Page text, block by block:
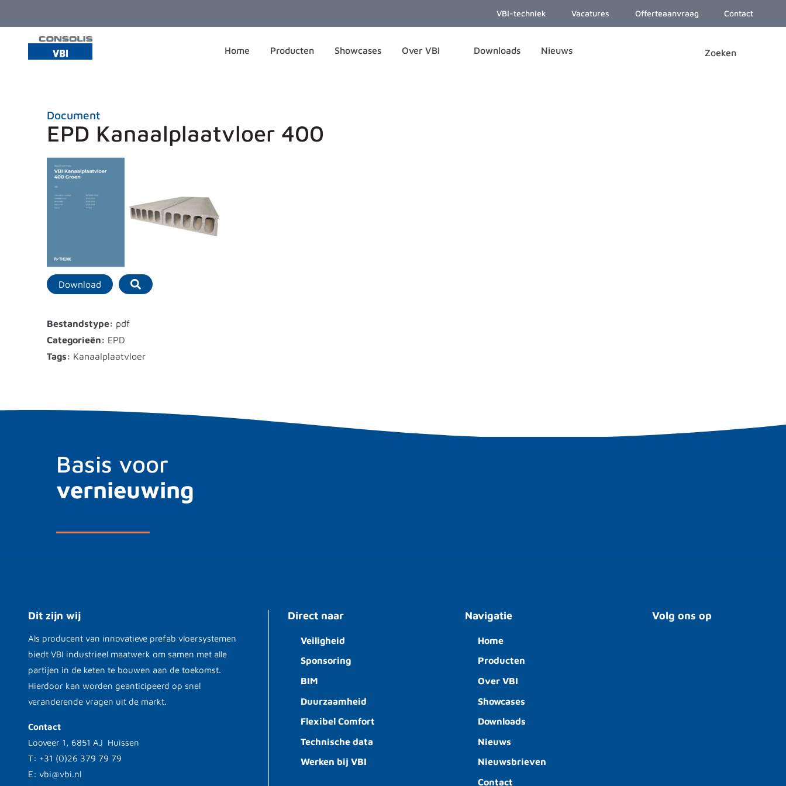
VBI-techniek Vacatures Offerteaanvraag Contact
Home Producten Showcases Over VBI Downloads Nieuws
Document
EPD Kanaalplaatvloer 400
Download
Bestandstype: pdf
Categorieën: EPD
Tags: Kanaalplaatvloer
Basis voor
vernieuwing
Dit zijn wij
Als producent van innovatieve prefab vloersystemen
biedt VBI industrieel maatwerk om samen met alle
partijen in de keten te bouwen aan de toekomst.
Hierdoor kan worden geanticipeerd op snel
veranderende vragen uit de markt.
Contact
Looveer 1, 6851 AJ Huissen
T: +31 (0)26 379 79 79
E: vbi@vbi.nl
Direct naar
Veiligheid
Sponsoring
BIM
Duurzaamheid
Flexibel Comfort
Technische data
Werken bij VBI
Navigatie
Home
Producten
Over VBI
Showcases
Downloads
Nieuws
Nieuwsbrieven
Contact
Volg ons op